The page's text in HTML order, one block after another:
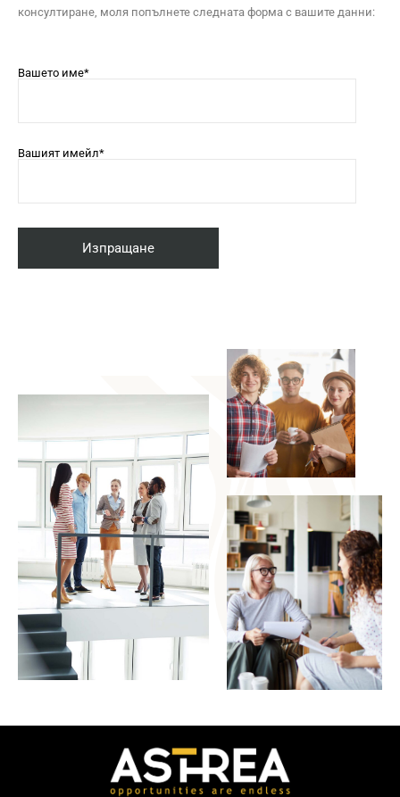
консултиране, моля попълнете следната форма с вашите данни:
Вашето име*
Вашият имейл*